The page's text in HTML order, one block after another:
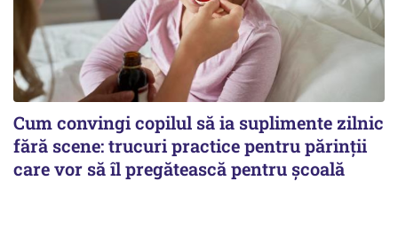
Cum convingi copilul să ia suplimente zilnic
fără scene: trucuri practice pentru părinții
care vor să îl pregătească pentru școală